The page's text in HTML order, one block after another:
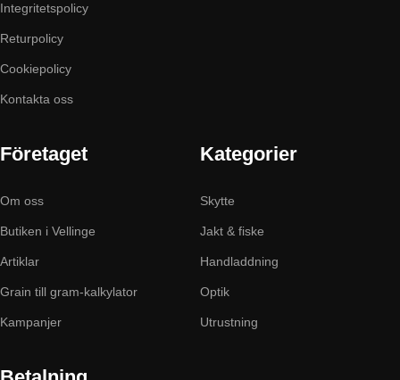
Integritetspolicy
Returpolicy
Cookiepolicy
Kontakta oss
Företaget
Om oss
Butiken i Vellinge
Artiklar
Grain till gram-kalkylator
Kampanjer
Kategorier
Skytte
Jakt & fiske
Handladdning
Optik
Utrustning